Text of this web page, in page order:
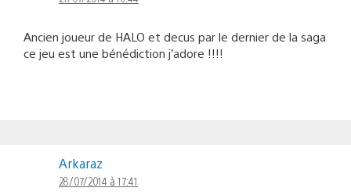
Ancien joueur de HALO et decus par le dernier de la saga
ce jeu est une bénédiction j’adore !!!!
Arkaraz
28/07/2014 à 17:41